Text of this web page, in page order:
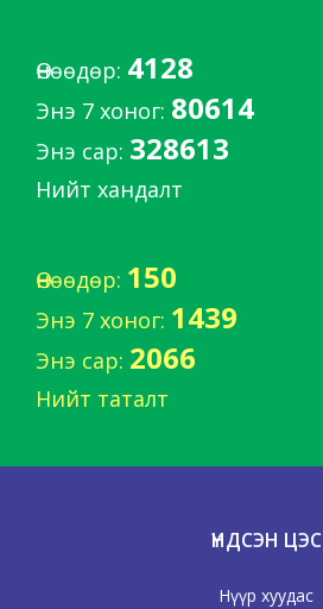
Өнөөдөр: 4128
Энэ 7 хоног: 80614
Энэ сар: 328613
Нийт хандалт
Өнөөдөр: 150
Энэ 7 хоног: 1439
Энэ сар: 2066
Нийт таталт
ҮНДСЭН ЦЭС
Нүүр хуудас